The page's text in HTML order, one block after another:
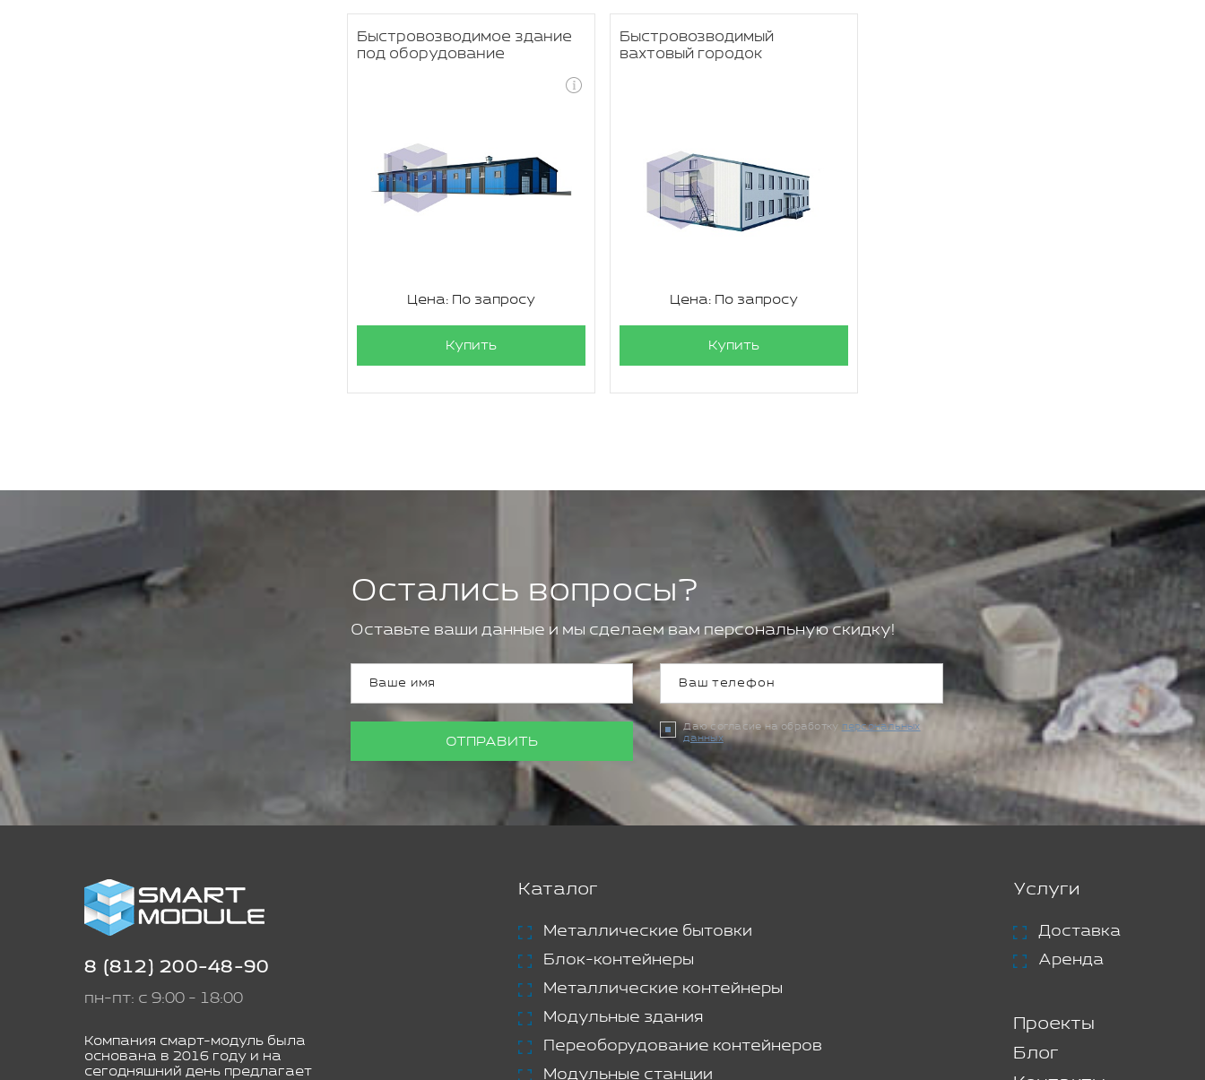
Быстровозводимое здание
под оборудование
Цена: По запросу
Купить
Быстровозводимый
вахтовый городок
Цена: По запросу
Купить
Остались вопросы?
Оставьте ваши данные и мы сделаем вам персональную скидку!
ОТПРАВИТЬ
Даю согласие на обработку персональных
данных
8 (812) 200-48-90
пн-пт: с 9:00 - 18:00
Компания смарт-модуль была
основана в 2016 году и на
сегодняшний день предлагает
Каталог
Металлические бытовки
Блок-контейнеры
Металлические контейнеры
Модульные здания
Переоборудование контейнеров
Модульные станции
Услуги
Доставка
Аренда
Проекты
Блог